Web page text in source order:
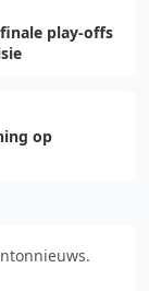
play-offs
op